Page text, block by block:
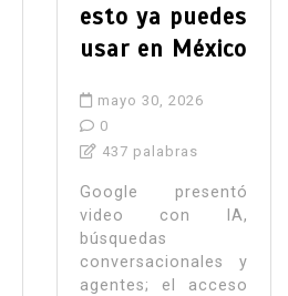
esto ya puedes
usar en México
mayo 30, 2026
0
437 palabras
Google presentó
video con IA,
búsquedas
conversacionales y
agentes; el acceso